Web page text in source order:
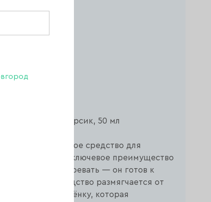
Бергамот, Персик, 50 мл
косметическое средство для
рук и ног. Его ключевое преимущество
нагревать — он готов к
на кожу средство размягчается от
защитную плёнку, которая